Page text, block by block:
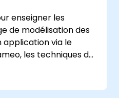
enseigner les
de modélisation des
application via le
les techniques de
et les bonnes